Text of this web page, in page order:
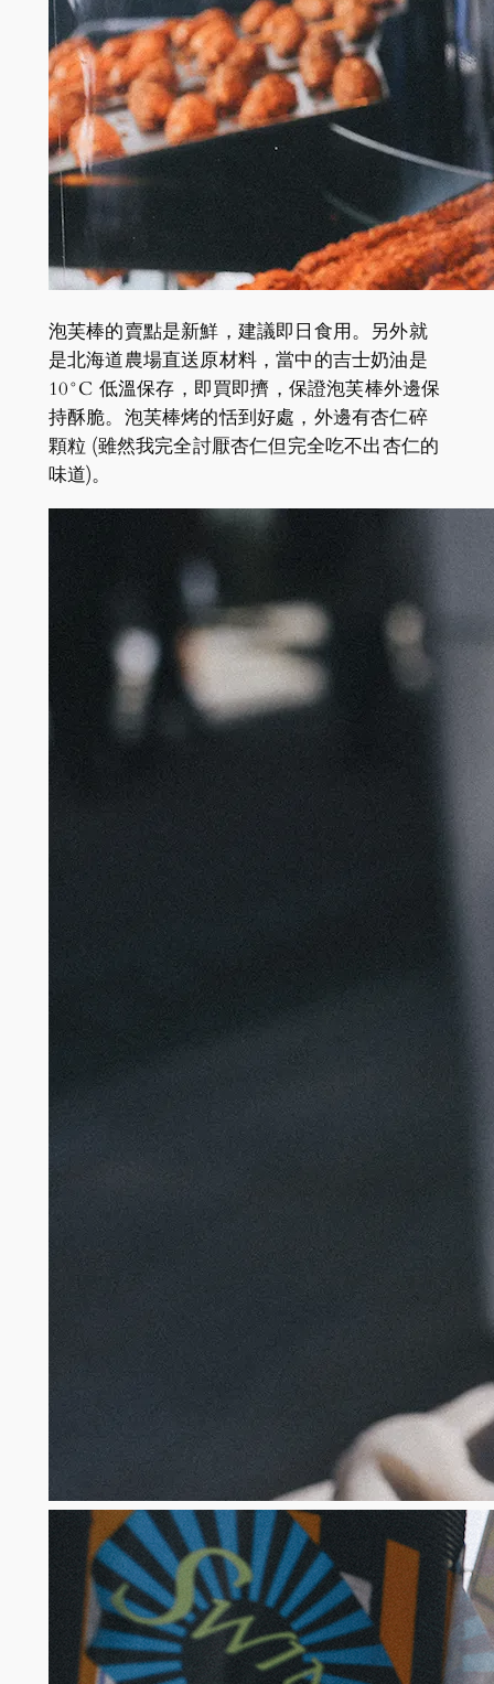
泡芙棒的賣點是新鮮，建議即日食用。另外就
是北海道農場直送原材料，當中的吉士奶油是
10°C 低溫保存，即買即擠，保證泡芙棒外邊保
持酥脆。泡芙棒烤的恬到好處，外邊有杏仁碎
顆粒 (雖然我完全討厭杏仁但完全吃不出杏仁的
味道)。